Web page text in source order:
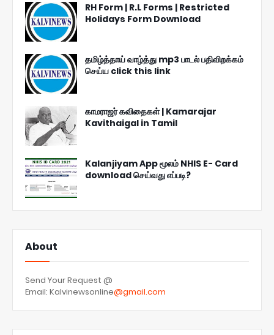
RH Form | R.L Forms | Restricted
Holidays Form Download
தமிழ்த்தாய் வாழ்த்து mp3 பாடல் பதிவிறக்கம்
செய்ய click this link
காமராஜர் கவிதைகள் | Kamarajar
Kavithaigal in Tamil
Kalanjiyam App மூலம் NHIS E- Card
download செய்வது எப்படி?
About
Send Your Request @
Email: Kalvinewsonline@gmail.com